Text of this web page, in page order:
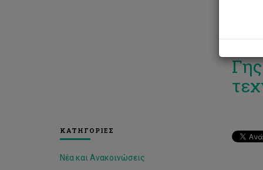
ΚΑΤΗΓΟΡΙΕΣ
Νέα και Ανακοινώσεις